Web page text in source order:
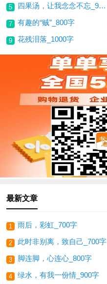
5 四果汤，让我念念不忘_900字
7 有趣的“贼”_800字
9 花残泪落_1000字
最新文章
1 雨后，彩虹_700字
2 此时非别离，致自己_700字
3 脚连脚，心连心_800字
4 绿水，有我一份情_900字